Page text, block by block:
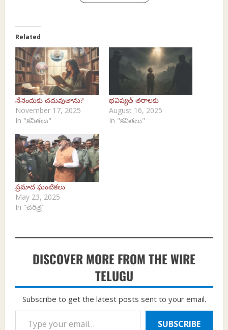
Related
నేనెందుకు చదువుతాను?
November 17, 2025
In "కవితలు"
భవిష్యత్ తరాలకు
August 16, 2025
In "కవితలు"
ప్రమాద ఘంటికలు
May 23, 2025
In "చరిత్ర"
DISCOVER MORE FROM THE WIRE
TELUGU
Subscribe to get the latest posts sent to your email.
Type your email…
SUBSCRIBE